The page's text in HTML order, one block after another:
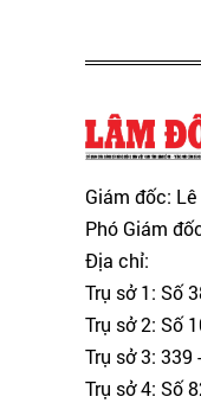
Giám đốc: Lê
Phó Giám
Địa chỉ:
Trụ sở 1: Số
Trụ sở 2: Số
Trụ sở 3: 339
Trụ sở 4: Số